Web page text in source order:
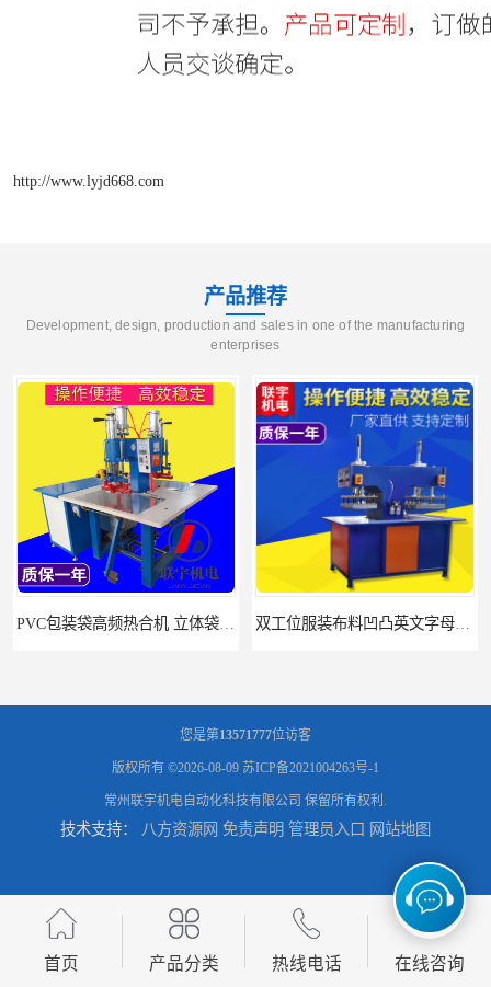
http://www.lyjd668.com
产品推荐
Development, design, production and sales in one of the manufacturing
enterprises
双工位服装布料凹凸英文字母压字机找联宇制造厂 汽车坐垫压纹压花机规格 单头大台面凹凸压花机 现货供应
浙江布料凹凸4d压纹机生产厂家 服装凹凸4d压纹植胶机 经济实惠 面料凹凸压纹机厂家 毛巾干发巾压标压logo设备 性能稳定
您是第13571777位访客
版权所有 ©2026-08-09 苏ICP备2021004263号-1
常州联宇机电自动化科技有限公司 保留所有权利.
技术支持： 八方资源网 免责声明 管理员入口 网站地图
首页 产品分类 热线电话 在线咨询